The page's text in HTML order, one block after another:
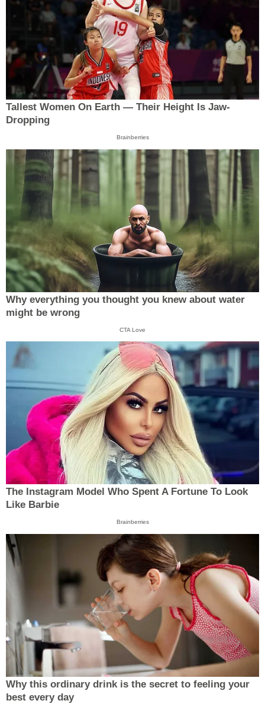
Tallest Women On Earth — Their Height Is Jaw-
Dropping
Brainberries
Why everything you thought you knew about water
might be wrong
CTA Love
The Instagram Model Who Spent A Fortune To Look
Like Barbie
Brainberries
Why this ordinary drink is the secret to feeling your
best every day